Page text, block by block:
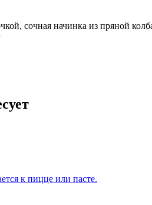
сочная начинка из пряной
к пицце или пасте.